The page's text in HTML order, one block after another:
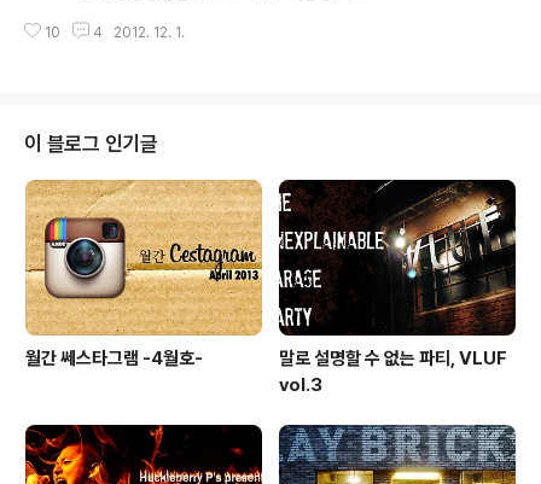
여주고 있었다. 한켠에 배치한 책장에서는 퓨어 아레나를
'종로 설렁탕'은 이름에 설렁탕이 들어가 있지만, 꼬리수육
보자! 지하철 종로3가역 15번출구로 나와서 150m 정도
직진하다가 YBM 건물 골목으로 들어가서 바로 좌측에 있
는 골목에 있는 종로 설렁탕은 평일에도 늘 손님이 많이 찾
는 곳이다. 국일관 주차장 입구 바로 옆에 위치해 있으니 찾
기 쉬울듯! 자 그럼 들어가 볼까! 이 날 간단하게 맛볼겸 해
서 꼬리수육전골 中자 하..
10 4 2012. 12. 1.
이 블로그 인기글
월간 쎄스타그램 -4월호-
말로 설명할 수 없는 파티, VLUF
vol.3